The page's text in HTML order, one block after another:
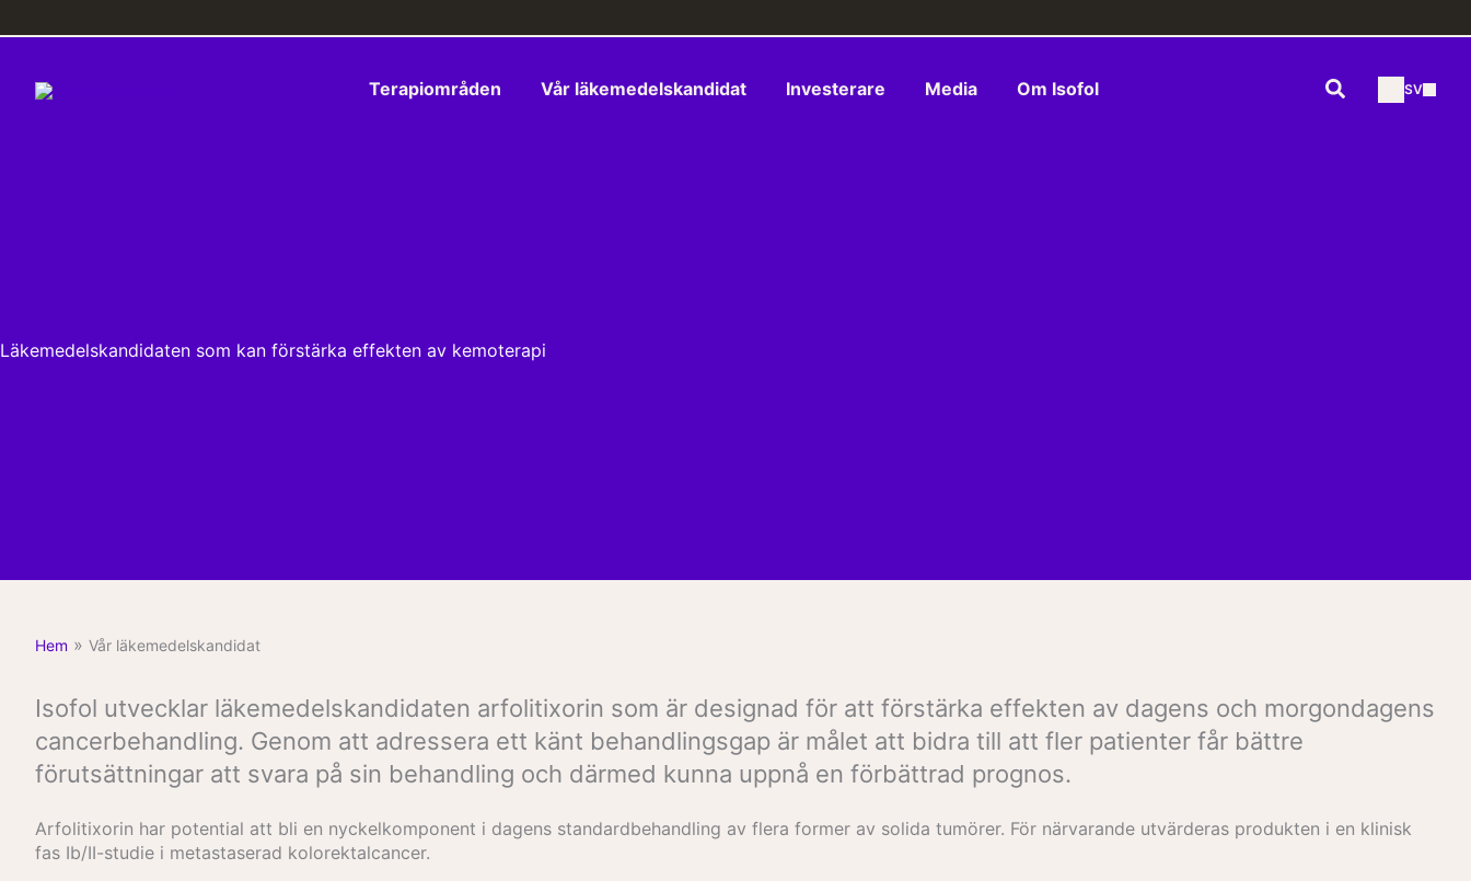
till
Terapiområden
Vår läkemedelskandidat Investerare Media Om Isofol Sök SV
Läkemedels­kandidaten som kan förstärka effekten av kemoterapi
Hem » Vår läkemedelskandidat
Isofol utvecklar läkemedelskandidaten arfolitixorin som är designad för att förstärka effekten av dagens och morgondagens
cancerbehandling. Genom att adressera ett känt behandlingsgap är målet att bidra till att fler patienter får bättre
förutsättningar att svara på sin behandling och därmed kunna uppnå en förbättrad prognos.
Arfolitixorin har potential att bli en nyckelkomponent i dagens standardbehandling av flera former av solida tumörer. För närvarande utvärderas produkten i en klinisk
fas Ib/II-studie i metastaserad kolorektalcancer.